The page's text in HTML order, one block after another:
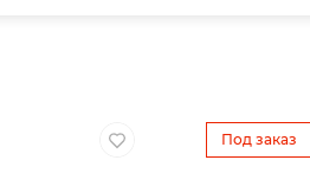
Под заказ